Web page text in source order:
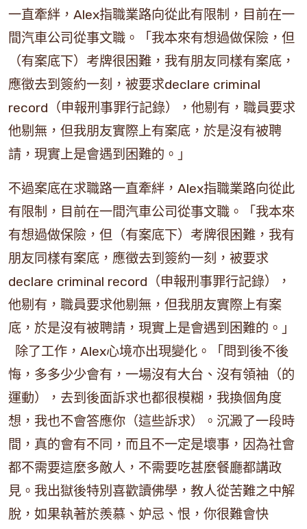
一直牽絆，Alex指職業路向從此有限制，目前在一
間汽車公司從事文職。「我本來有想過做保險，但
（有案底下）考牌很困難，我有朋友同樣有案底，
應徵去到簽約一刻，被要求declare criminal
record（申報刑事罪行記錄），他剔有，職員要求
他剔無，但我朋友實際上有案底，於是沒有被聘
請，現實上是會遇到困難的。」
不過案底在求職路一直牽絆，Alex指職業路向從此
有限制，目前在一間汽車公司從事文職。「我本來
有想過做保險，但（有案底下）考牌很困難，我有
朋友同樣有案底，應徵去到簽約一刻，被要求
declare criminal record（申報刑事罪行記錄），
他剔有，職員要求他剔無，但我朋友實際上有案
底，於是沒有被聘請，現實上是會遇到困難的。」
除了工作，Alex心境亦出現變化。「問到後不後
悔，多多少少會有，一場沒有大台、沒有領袖（的
運動），去到後面訴求也都很模糊，我換個角度
想，我也不會答應你（這些訴求）。沉澱了一段時
間，真的會有不同，而且不一定是壞事，因為社會
都不需要這麼多敵人，不需要吃甚麼餐廳都講政
見。我出獄後特別喜歡讀佛學，教人從苦難之中解
脫，如果執著於羨慕、妒忌、恨，你很難會快